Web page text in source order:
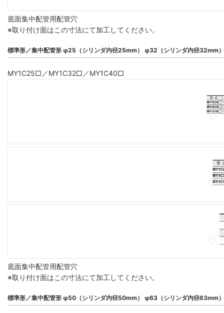
底面集中配管用配管穴
※取り付け面はこの寸法にて加工してください。
標準形／集中配管形 φ25（シリンダ内径25mm） φ32（シリンダ内径32mm
MY1C25□／MY1C32□／MY1C40□
底面集中配管用配管穴
※取り付け面はこの寸法にて加工してください。
標準形／集中配管形 φ50（シリンダ内径50mm） φ63（シリンダ内径63mm）